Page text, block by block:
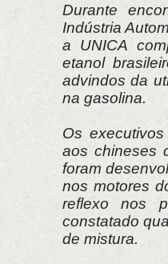
Durante
Indústria
a UNICA
etanol
advindos da
na gasolina.
Os
aos chineses
foram
nos motores
reflexo nos
constatado
de mistura.